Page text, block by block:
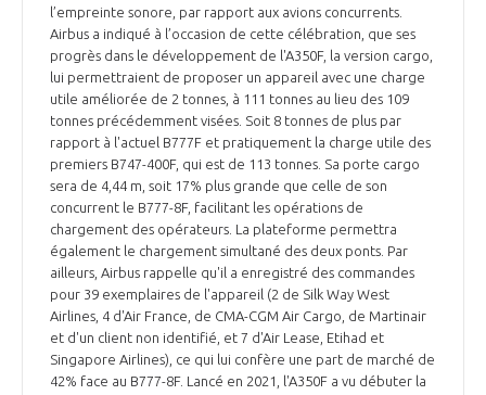
l’empreinte sonore, par rapport aux avions concurrents.
Airbus a indiqué à l’occasion de cette célébration, que ses
progrès dans le développement de l'A350F, la version cargo,
lui permettraient de proposer un appareil avec une charge
utile améliorée de 2 tonnes, à 111 tonnes au lieu des 109
tonnes précédemment visées. Soit 8 tonnes de plus par
rapport à l'actuel B777F et pratiquement la charge utile des
premiers B747-400F, qui est de 113 tonnes. Sa porte cargo
sera de 4,44 m, soit 17% plus grande que celle de son
concurrent le B777-8F, facilitant les opérations de
chargement des opérateurs. La plateforme permettra
également le chargement simultané des deux ponts. Par
ailleurs, Airbus rappelle qu'il a enregistré des commandes
pour 39 exemplaires de l'appareil (2 de Silk Way West
Airlines, 4 d'Air France, de CMA-CGM Air Cargo, de Martinair
et d'un client non identifié, et 7 d'Air Lease, Etihad et
Singapore Airlines), ce qui lui confère une part de marché de
42% face au B777-8F. Lancé en 2021, l'A350F a vu débuter la